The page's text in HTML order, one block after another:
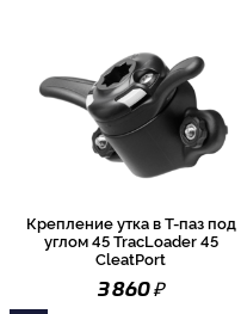
Крепление утка в Т-паз под
углом 45 TracLoader 45
CleatPort
3 860₽